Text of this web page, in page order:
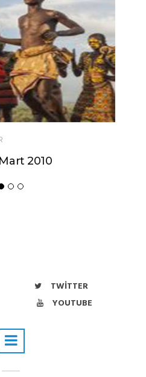
2010
TWITTER
YOUTUBE